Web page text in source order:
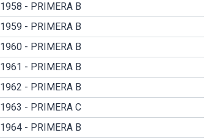
1958 - PRIMERA B
1959 - PRIMERA B
1960 - PRIMERA B
1961 - PRIMERA B
1962 - PRIMERA B
1963 - PRIMERA C
1964 - PRIMERA B